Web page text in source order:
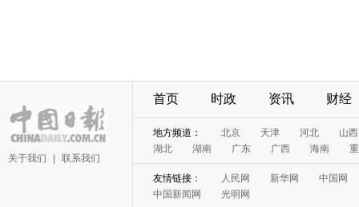
关于我们 联系我们
首页 时政 资讯 财经
地方频道： 北京 天津 河北
山西
湖北
湖南 广东 广西 海南
友情链接： 人民网 新华网
中国网
中国新闻网
光明网